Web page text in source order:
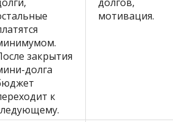
закрытия
долга
к
мотивация.